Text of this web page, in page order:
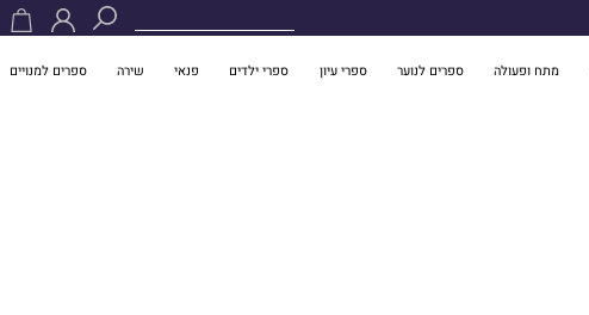
מתח ופעולה ספרים לנוער ספרי עיון ספרי ילדים פנאי שירה ספרים למנויים